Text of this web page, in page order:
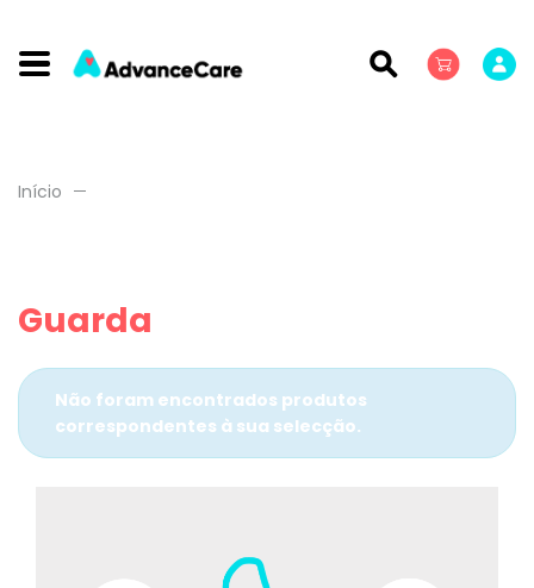
Início
Guarda
Não foram encontrados produtos
correspondentes à sua selecção.